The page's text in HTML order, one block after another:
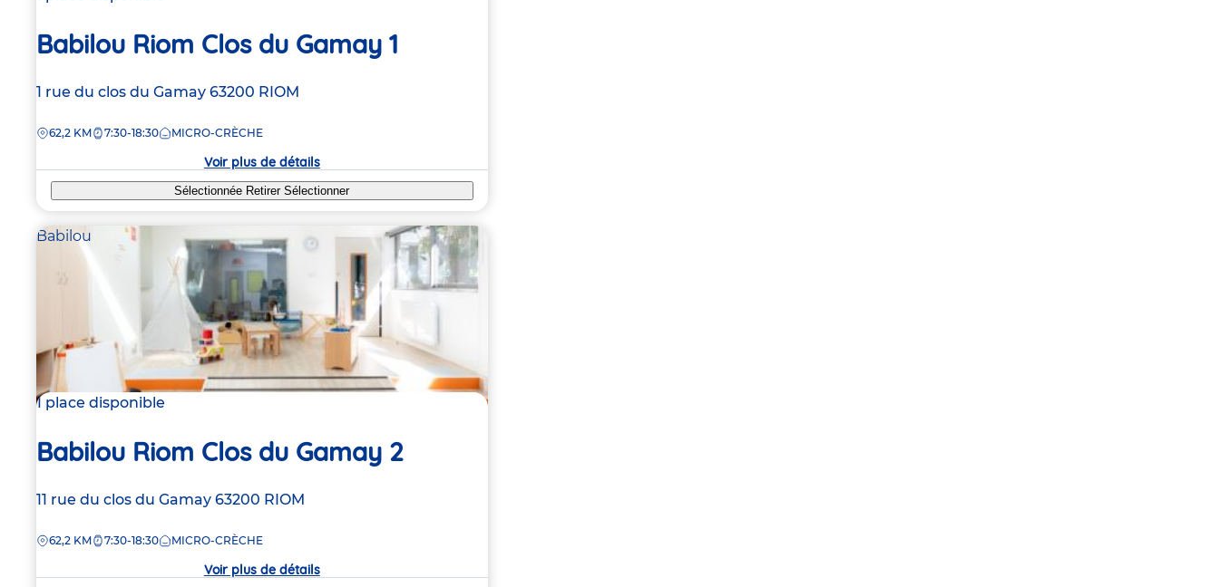
Babilou Riom Clos du Gamay 1
Adresse
la
1 rue du clos du Gamay 63200 RIOM
DISTANCE
62,2 KM 7:30-18:30 MICRO-CRÈCHE
Voir plus de détails
Sélectionnée RetirerSélectionner
Babilou
1 place disponible
Babilou Riom Clos du Gamay 2
Adresse
la
11 rue du clos du Gamay 63200 RIOM
DISTANCE
62,2 KM 7:30-18:30 MICRO-CRÈCHE
Voir plus de détails